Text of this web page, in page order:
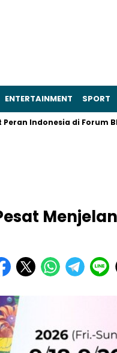
ENTERTAINMENT SPORT
di Forum